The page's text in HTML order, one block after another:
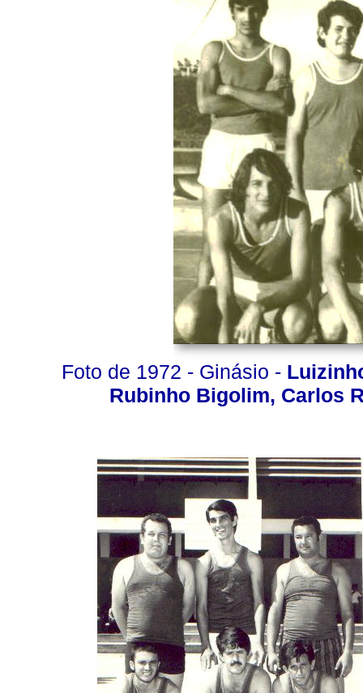
Foto de 1972 - Ginásio -
Rubinho Bigolim, Carlos